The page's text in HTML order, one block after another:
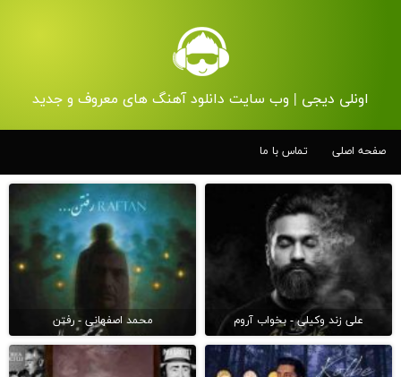
اونلی دیجی | وب سایت دانلود آهنگ های معروف و جدید
صفحه اصلی تماس با ما
علی زند وکیلی - بخواب آروم محمد اصفهانی - رفتن